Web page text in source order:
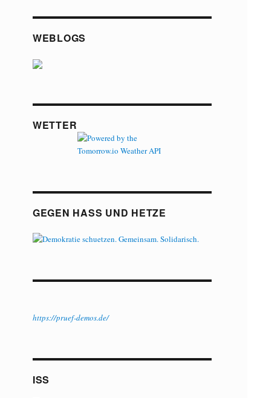
WEBLOGS
WETTER
GEGEN HASS UND HETZE
https://pruef-demos.de/
ISS